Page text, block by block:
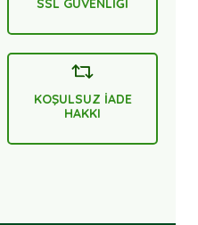
SSL GÜVENLİĞİ
KOŞULSUZ İADE
HAKKI